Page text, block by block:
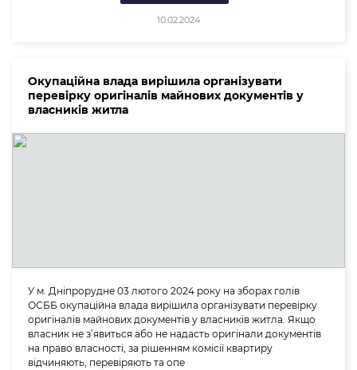
10.02.2024
Окупаційна влада вирішила організувати
перевірку оригіналів майнових документів у
власників житла
У м. Дніпрорудне 03 лютого 2024 року на зборах голів
ОСББ окупаційна влада вирішила організувати перевірку
оригіналів майнових документів у власників житла. Якщо
власник не з’явиться або не надасть оригінали документів
на право власності, за рішенням комісії квартиру
відчиняють, перевіряють та опе